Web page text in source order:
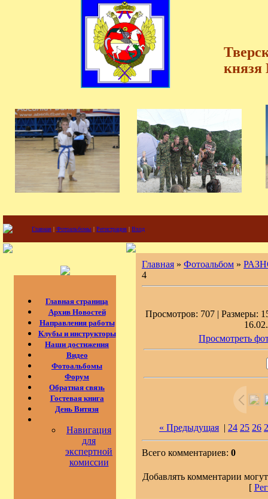
князя
Главная | Фотоальбомы | Регистрация | Вход
Главная страница
Архив Новостей
Направления работы
Клубы и инструкторы
Наши достижения
Видео
Фотоальбомы
Форум
Обратная связь
Гостевая книга
День Витязя
Навигация
для
экспертной
комиссии
Главная » Фотоальбом »
4
Просмотров: 707 | Размеры:
Просмотреть
« Предыдущая | 24 25 26
Всего комментариев: 0
Добавлять комментарии
[